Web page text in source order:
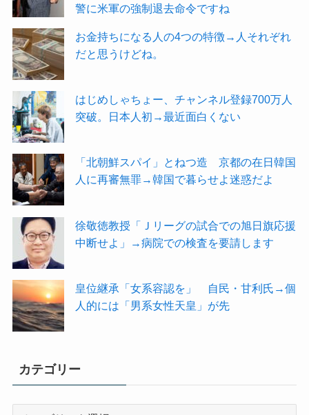
警に米軍の強制退去命令ですね
お金持ちになる人の4つの特徴→人それぞれ
だと思うけどね。
はじめしゃちょー、チャンネル登録700万人
突破。日本人初→最近面白くない
「北朝鮮スパイ」とねつ造 京都の在日韓国
人に再審無罪→韓国で暮らせよ迷惑だよ
徐敬徳教授「Ｊリーグの試合での旭日旗応援
中断せよ」→病院での検査を要請します
皇位継承「女系容認を」 自民・甘利氏→個
人的には「男系女性天皇」が先
カテゴリー